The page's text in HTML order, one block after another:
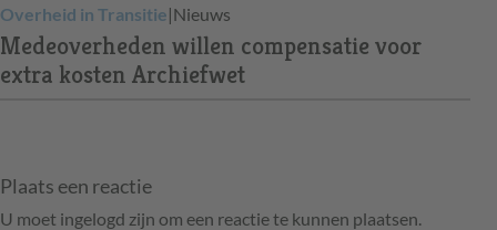
Overheid in Transitie|Nieuws
Medeoverheden willen compensatie voor
extra kosten Archiefwet
Plaats een reactie
U moet ingelogd zijn om een reactie te kunnen plaatsen.